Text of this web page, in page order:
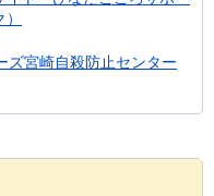
ズ宮崎自殺防止センター